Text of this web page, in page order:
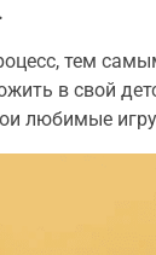
тем
в свой
любимые